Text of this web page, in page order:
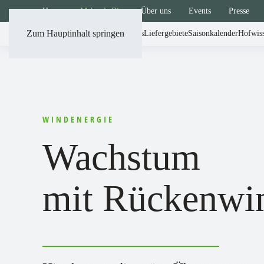
Zum Hauptinhalt springen
Home Mehr als Bio Über uns Events Presse
Zum Shop So funktioniert´sLiefergebieteSaisonkalender
WINDENERGIE
Wachstum
mit